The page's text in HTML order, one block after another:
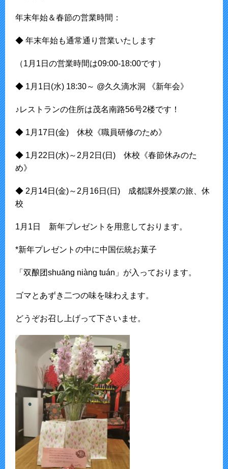
年末年始＆春節の営業時間：
◆ 年末年始も通常通り営業いたします
（1月1日の営業時間は09:00-18:00です）
◆ 1月1日(水) 18:30～ @久久滴水洞 《新年会》
♪レストランの住所は茂名南路56号2楼です！
◆ 1月17日(金) 休校《職員研修のため》
◆ 1月22日(水)～2月2日(日) 休校《春節休みのた
め》
◆ 2月14日(金)～2月16日(日) 成都課外授業の旅、休
校
1月1日 新年プレゼントを用意しております。
*新年プレゼントの中に中国伝統お菓子
「双酿团shuāng niàng tuán」が入っております。
ゴマとあずき二つの味を味わえます。
どうぞお召し上げって下さいませ。